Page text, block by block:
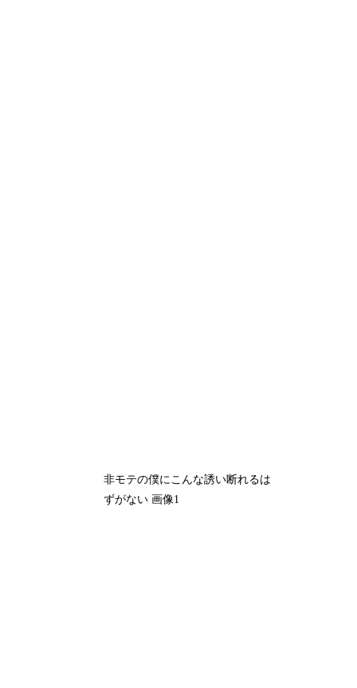
非モテの僕にこんな誘い断れるは
ずがない 画像1